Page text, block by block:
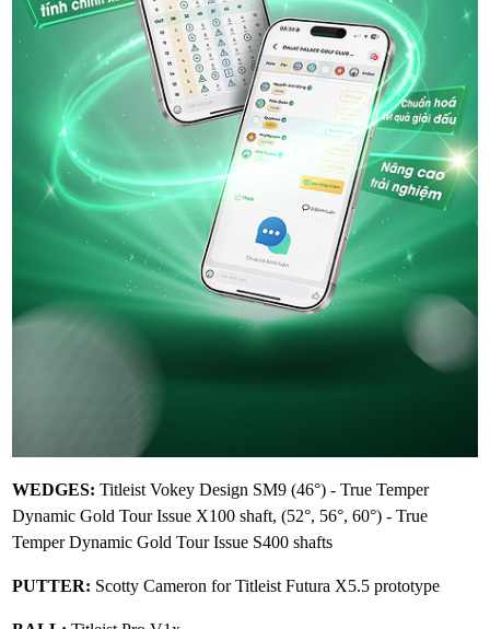
WEDGES: Titleist Vokey Design SM9 (46°) - True Temper
Dynamic Gold Tour Issue X100 shaft, (52°, 56°, 60°) - True
Temper Dynamic Gold Tour Issue S400 shafts
PUTTER: Scotty Cameron for Titleist Futura X5.5 prototype